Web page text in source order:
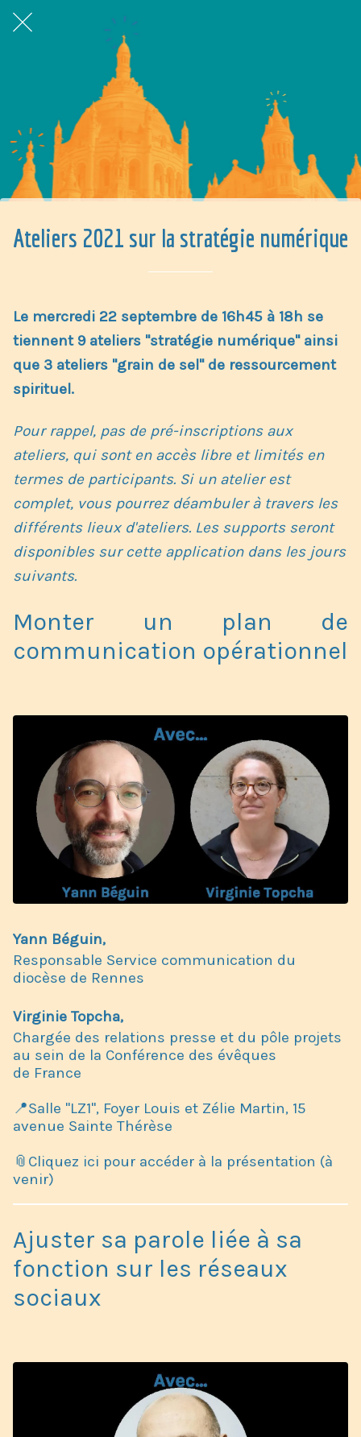
Ateliers 2021 sur la stratégie numérique
Le mercredi 22 septembre de 16h45 à 18h se
tiennent 9 ateliers "stratégie numérique" ainsi
que 3 ateliers "grain de sel" de ressourcement
spirituel.
Pour rappel, pas de pré-inscriptions aux
ateliers, qui sont en accès libre et limités en
termes de participants. Si un atelier est
complet, vous pourrez déambuler à travers les
différents lieux d'ateliers. Les supports seront
disponibles sur cette application dans les jours
suivants.
Monter un plan de
communication opérationnel
Yann Béguin,
Responsable Service communication du
diocèse de Rennes
Virginie Topcha,
Chargée des relations presse et du pôle projets
au sein de la Conférence des évêques
de France
📍Salle "LZ1", Foyer Louis et Zélie Martin, 15
avenue Sainte Thérèse
📎Cliquez ici pour accéder à la présentation (à
venir)
Ajuster sa parole liée à sa
fonction sur les réseaux
sociaux